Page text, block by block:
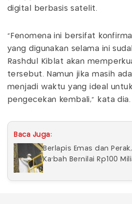
digital berbasis satelit.
“Fenomena ini bersifat
yang digunakan selama ini
Rashdul Kiblat akan
tersebut. Namun jika masih
menjadi waktu yang ideal
pengecekan kembali,” kata dia.
Baca Juga:
Berlapis Emas dan
Ka'bah Bernilai Rp100